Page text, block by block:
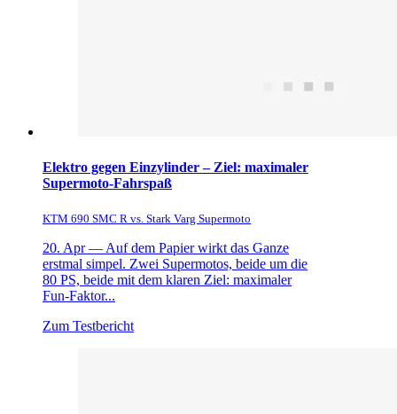
Elektro gegen Einzylinder – Ziel: maximaler
Supermoto-Fahrspaß
KTM 690 SMC R vs. Stark Varg Supermoto
20. Apr — Auf dem Papier wirkt das Ganze
erstmal simpel. Zwei Supermotos, beide um die
80 PS, beide mit dem klaren Ziel: maximaler
Fun-Faktor...
Zum Testbericht